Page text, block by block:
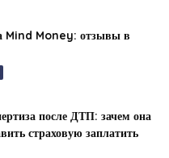
Mind Money: отзывы в
после ДТП: зачем она
страховую заплатить